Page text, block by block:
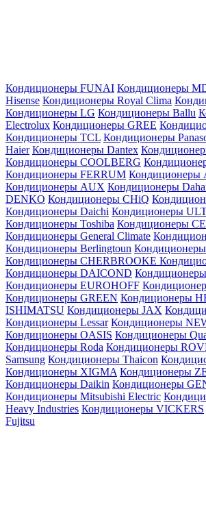
Кондиционеры FUNAI Кондиционеры
Hisense Кондиционеры Royal Clima
Кондиционеры LG Кондиционеры Ballu
Electrolux Кондиционеры GREE
Кондиционеры TCL Кондиционеры
Haier Кондиционеры Dantex
Кондиционеры СOOLBERG
Кондиционеры FERRUM Кондиционеры
Кондиционеры AUX Кондиционеры
DENKO Кондиционеры CHiQ
Кондиционеры Daichi Кондиционеры
Кондиционеры Toshiba Кондиционеры
Кондиционеры General Climate
Кондиционеры Berlingtoun Кондиционеры
Кондиционеры CHERBROOKE
Кондиционеры DAICOND
Кондиционеры EUROHOFF
Кондиционеры GREEN Кондиционеры
ISHIMATSU Кондиционеры JAX
Кондиционеры Lessar Кондиционеры
Кондиционеры OASIS Кондиционеры
Кондиционеры Roda Кондиционеры
Samsung Кондиционеры Thaicon
Кондиционеры XIGMA Кондиционеры
Кондиционеры Daikin Кондиционеры
Кондиционеры Mitsubishi Electric
Heavy Industries Кондиционеры VICKERS
Fujitsu